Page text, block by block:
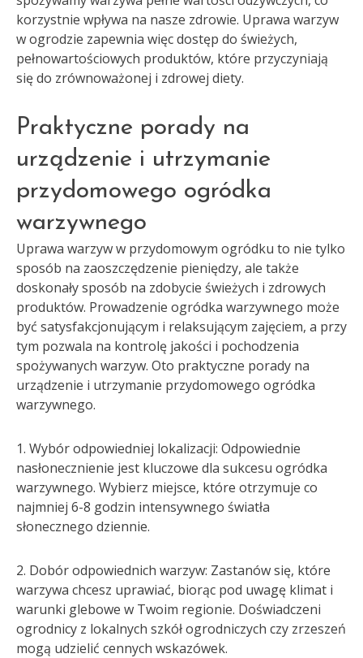
korzystnie wpływa na nasze zdrowie. Uprawa warzyw
w ogrodzie zapewnia więc dostęp do świeżych,
pełnowartościowych produktów, które przyczyniają
się do zrównoważonej i zdrowej diety.
Praktyczne porady na
urządzenie i utrzymanie
przydomowego ogródka
warzywnego
Uprawa warzyw w przydomowym ogródku to nie tylko
sposób na zaoszczędzenie pieniędzy, ale także
doskonały sposób na zdobycie świeżych i zdrowych
produktów. Prowadzenie ogródka warzywnego może
być satysfakcjonującym i relaksującym zajęciem, a przy
tym pozwala na kontrolę jakości i pochodzenia
spożywanych warzyw. Oto praktyczne porady na
urządzenie i utrzymanie przydomowego ogródka
warzywnego.
1. Wybór odpowiedniej lokalizacji: Odpowiednie
nasłonecznienie jest kluczowe dla sukcesu ogródka
warzywnego. Wybierz miejsce, które otrzymuje co
najmniej 6-8 godzin intensywnego światła
słonecznego dziennie.
2. Dobór odpowiednich warzyw: Zastanów się, które
warzywa chcesz uprawiać, biorąc pod uwagę klimat i
warunki glebowe w Twoim regionie. Doświadczeni
ogrodnicy z lokalnych szkół ogrodniczych czy zrzeszeń
mogą udzielić cennych wskazówek.